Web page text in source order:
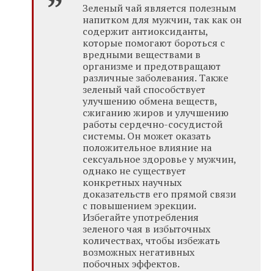
Зеленый чай является полезным
напитком для мужчин, так как он
содержит антиоксиданты,
которые помогают бороться с
вредными веществами в
организме и предотвращают
различные заболевания. Также
зеленый чай способствует
улучшению обмена веществ,
сжиганию жиров и улучшению
работы сердечно-сосудистой
системы. Он может оказать
положительное влияние на
сексуальное здоровье у мужчин,
однако не существует
конкретных научных
доказательств его прямой связи
с повышением эрекции.
Избегайте употребления
зеленого чая в избыточных
количествах, чтобы избежать
возможных негативных
побочных эффектов.